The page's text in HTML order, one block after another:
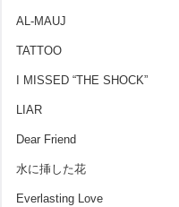
AL-MAUJ
TATTOO
I MISSED “THE SHOCK”
LIAR
Dear Friend
水に挿した花
Everlasting Love